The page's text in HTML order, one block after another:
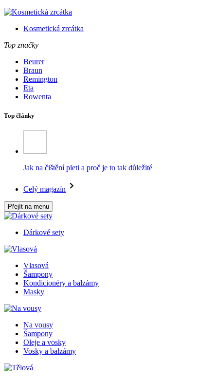
Kosmetická zrcátka
Top značky
Beurer
Braun
Remington
Eta
Rowenta
Top články
Jak na čištění pleti a proč je to tak důležité
Celý magazín
Přejít na menu
Dárkové sety
Vlasová
Šampony
Kondicionéry a balzámy
Masky
Na vousy
Šampony
Oleje a vosky
Vosky a balzámy